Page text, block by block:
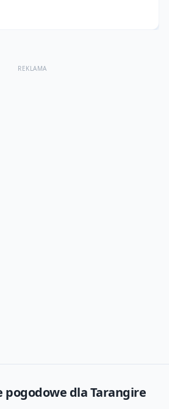
REKLAMA
pogodowe dlaTarangire